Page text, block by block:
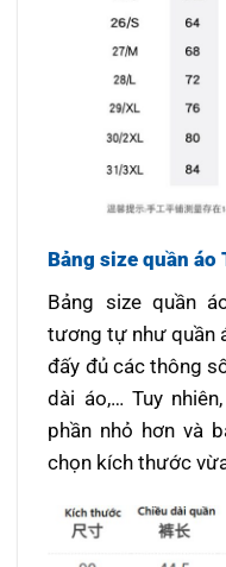
Bảng size quần áo
Bảng size quần
tương tự như quần
đấy đủ các thông
dài áo,… Tuy
phần nhỏ hơn và
chọn kích thước